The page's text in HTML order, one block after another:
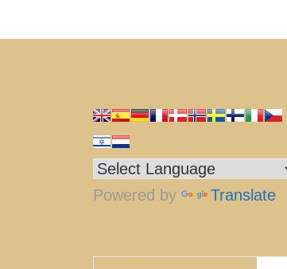
Powered by Translate